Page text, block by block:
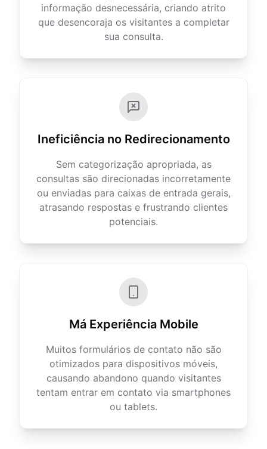
informação desnecessária, criando atrito
que desencoraja os visitantes a completar
sua consulta.
Ineficiência no Redirecionamento
Sem categorização apropriada, as
consultas são direcionadas incorretamente
ou enviadas para caixas de entrada gerais,
atrasando respostas e frustrando clientes
potenciais.
Má Experiência Mobile
Muitos formulários de contato não são
otimizados para dispositivos móveis,
causando abandono quando visitantes
tentam entrar em contato via smartphones
ou tablets.